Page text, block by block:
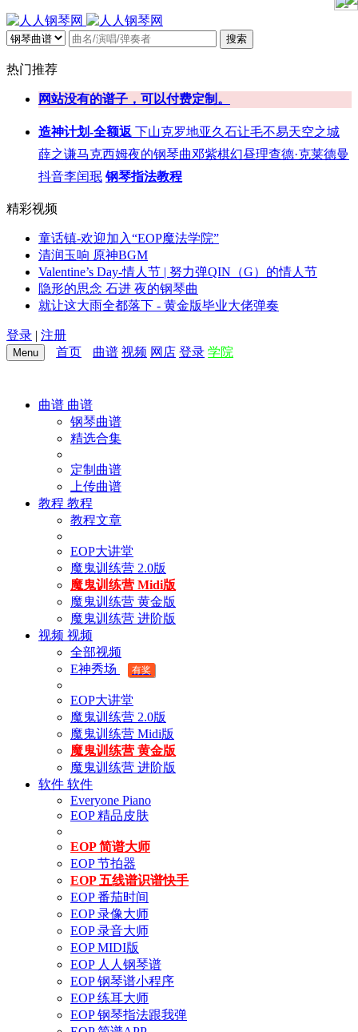
搜索
热门推荐
网站没有的谱子，可以付费定制。
造神计划-全额返 下山克罗地亚久石让毛不易天空之城
薛之谦马克西姆夜的钢琴曲邓紫棋幻昼理查德·克莱德曼
抖音李闰珉 钢琴指法教程
精彩视频
童话镇-欢迎加入“EOP魔法学院”
清润玉响 原神BGM
Valentine’s Day-情人节 | 努力弹QIN（G）的情人节
隐形的思念 石进 夜的钢琴曲
就让这大雨全都落下 - 黄金版毕业大佬弹奏
登录 | 注册
Menu 首页 曲谱 视频 网店 登录 学院
曲谱 曲谱
钢琴曲谱
精选合集
定制曲谱
上传曲谱
教程 教程
教程文章
EOP大讲堂
魔鬼训练营 2.0版
魔鬼训练营 Midi版
魔鬼训练营 黄金版
魔鬼训练营 进阶版
视频 视频
全部视频
E神秀场
有奖
EOP大讲堂
魔鬼训练营 2.0版
魔鬼训练营 Midi版
魔鬼训练营 黄金版
魔鬼训练营 进阶版
软件 软件
Everyone Piano
EOP 精品皮肤
EOP 简谱大师
EOP 节拍器
EOP 五线谱识谱快手
EOP 番茄时间
EOP 录像大师
EOP 录音大师
EOP MIDI版
EOP 人人钢琴谱
EOP 钢琴谱小程序
EOP 练耳大师
EOP 钢琴指法跟我弹